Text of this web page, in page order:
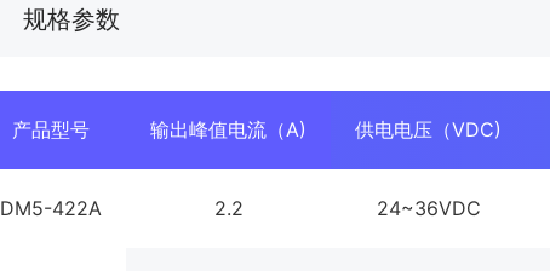
规格参数
产品型号 输出峰值电流（A) 供电电压（VDC)
DM5-422A 2.2 24~36VDC